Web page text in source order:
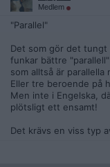
Medlem
"Parallel"
Det som gör det
funkar bättre
som alltså är
Eller tre beroende på
Men inte i Engelska,
plötsligt ett ensamt!
Det krävs en viss typ